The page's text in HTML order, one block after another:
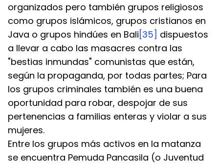
organizados pero también grupos religiosos
como grupos islámicos, grupos cristianos en
Java o grupos hindúes en Bali [35] dispuestos
a llevar a cabo las masacres contra las
"bestias inmundas" comunistas que están,
según la propaganda, por todas partes; Para
los grupos criminales también es una buena
oportunidad para robar, despojar de sus
pertenencias a familias enteras y violar a sus
mujeres.
Entre los grupos más activos en la matanza
se encuentra Pemuda Pancasila (o Juventud